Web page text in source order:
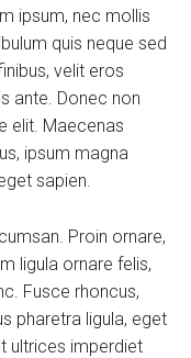
ipsum, nec mollis
quis neque sed
velit eros
ante. Donec non
elit. Maecenas
ipsum magna
sapien.
Proin ornare,
ligula ornare felis,
Fusce rhoncus,
pharetra ligula, eget
ultrices imperdiet